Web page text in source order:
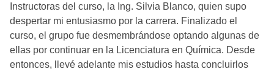
Instructoras del curso, la Ing. Silvia Blanco, quien supo
despertar mi entusiasmo por la carrera. Finalizado el
curso, el grupo fue desmembrándose optando algunas de
ellas por continuar en la Licenciatura en Química. Desde
entonces, llevé adelante mis estudios hasta concluirlos